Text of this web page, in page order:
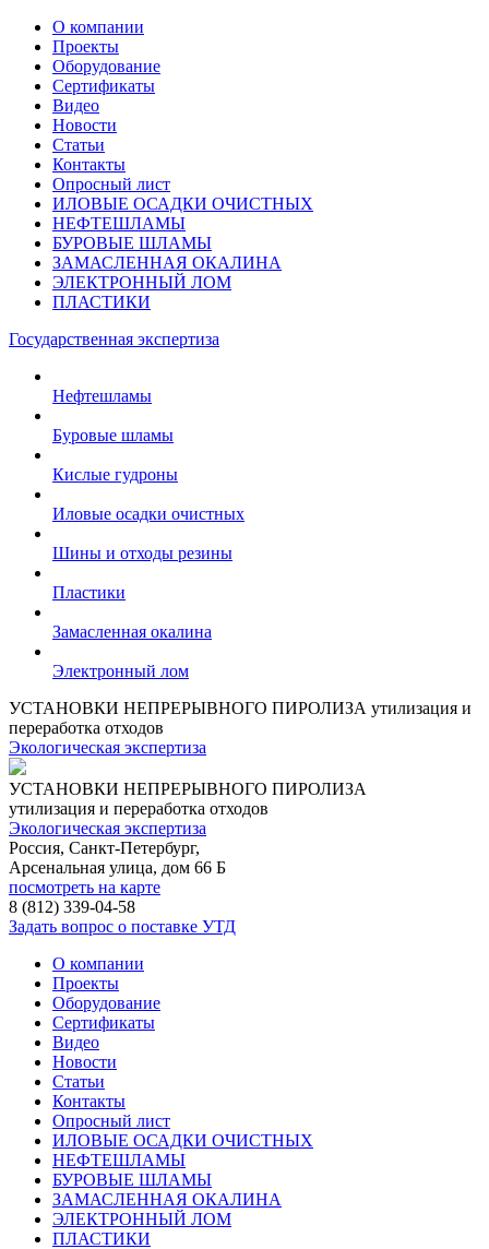
О компании
Проекты
Оборудование
Сертификаты
Видео
Новости
Статьи
Контакты
Опросный лист
ИЛОВЫЕ ОСАДКИ ОЧИСТНЫХ
НЕФТЕШЛАМЫ
БУРОВЫЕ ШЛАМЫ
ЗАМАСЛЕННАЯ ОКАЛИНА
ЭЛЕКТРОННЫЙ ЛОМ
ПЛАСТИКИ
Государственная экспертиза
Нефтешламы
Буровые шламы
Кислые гудроны
Иловые осадки очистных
Шины и отходы резины
Пластики
Замасленная окалина
Электронный лом
УСТАНОВКИ НЕПРЕРЫВНОГО ПИРОЛИЗА утилизация и
переработка отходов
Экологическая экспертиза
УСТАНОВКИ НЕПРЕРЫВНОГО ПИРОЛИЗА
утилизация и переработка отходов
Экологическая экспертиза
Россия, Санкт-Петербург,
Арсенальная улица, дом 66 Б
посмотреть на карте
8 (812) 339-04-58
Задать вопрос о поставке УТД
О компании
Проекты
Оборудование
Сертификаты
Видео
Новости
Статьи
Контакты
Опросный лист
ИЛОВЫЕ ОСАДКИ ОЧИСТНЫХ
НЕФТЕШЛАМЫ
БУРОВЫЕ ШЛАМЫ
ЗАМАСЛЕННАЯ ОКАЛИНА
ЭЛЕКТРОННЫЙ ЛОМ
ПЛАСТИКИ